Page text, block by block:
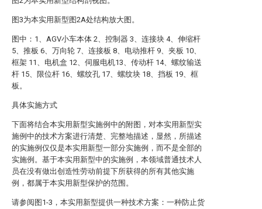
图3为本实用新型图2A处结构放大图。
图中：1、AGV小车本体 2、控制器 3、连接块 4、伸缩杆
5、推板 6、万向轮 7、连接板 8、电动推杆 9、夹板 10、
框架 11、电机盒 12、伺服电机13、传动杆 14、螺纹输送
杆 15、限位杆 16、螺纹孔 17、螺纹块 18、挡板 19、框
板。
具体实施方式
下面将结合本实用新型实施例中的附图，对本实用新型实
施例中的技术方案进行清楚、完整地描述，显然，所描述
的实施例仅仅是本实用新型一部分实施例，而不是全部的
实施例。基于本实用新型中的实施例，本领域普通技术人
员在没有做出创造性劳动前提下所获得的所有其他实施
例，都属于本实用新型保护的范围。
请参阅图1-3，本实用新型提供一种技术方案：一种防止货